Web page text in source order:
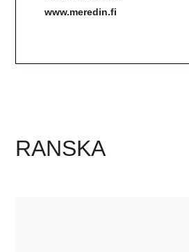
www.meredin.fi
RANSKA